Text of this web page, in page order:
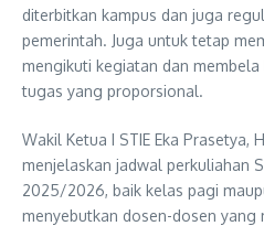
diterbitkan kampus dan juga
pemerintah. Juga untuk tetap
mengikuti kegiatan dan
tugas yang proporsional.
Wakil Ketua I STIE Eka Prasetya,
menjelaskan jadwal perkuliahan
2025/2026, baik kelas pagi
menyebutkan dosen-dosen yang